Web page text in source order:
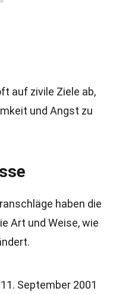
auf zivile Ziele ab,
und Angst zu
haben die
Art und Weise, wie
September 2001